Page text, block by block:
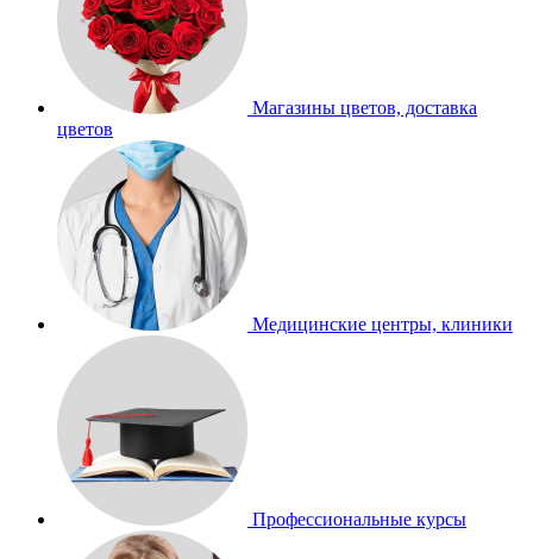
Магазины цветов, доставка
цветов
Медицинские центры, клиники
Профессиональные курсы